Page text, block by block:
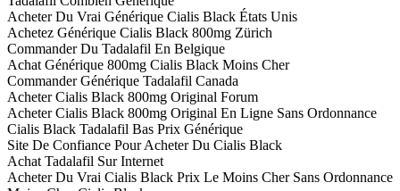
Acheter Du Vrai Générique Cialis Black États Unis
Achetez Générique Cialis Black 800mg Zürich
Commander Du Tadalafil En Belgique
Achat Générique 800mg Cialis Black Moins Cher
Commander Générique Tadalafil Canada
Acheter Cialis Black 800mg Original Forum
Acheter Cialis Black 800mg Original En Ligne Sans Ordonnance
Cialis Black Tadalafil Bas Prix Générique
Site De Confiance Pour Acheter Du Cialis Black
Achat Tadalafil Sur Internet
Acheter Du Vrai Cialis Black Prix Le Moins Cher Sans Ordonnance